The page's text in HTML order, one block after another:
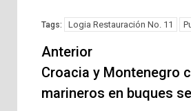
Tags: Logia Restauración No. 11
Navegación
de
entradas
Anterior
Croacia y Montenegro
marineros en buques